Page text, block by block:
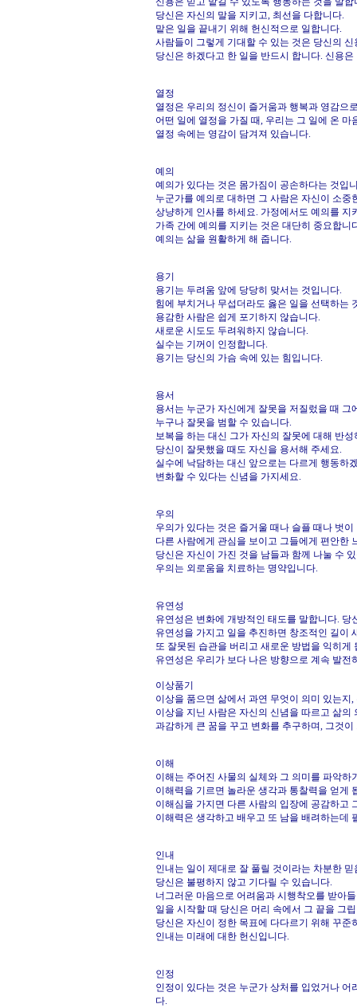
당신은 자신의 말을 지키고, 최선을 다합니다.
맡은 일을 끝내기 위해 헌신적으로 일합니다.
사람들이 그렇게 기대할 수 있는 것은 당신의 신
당신은 하겠다고 한 일을 반드시 합니다. 신용
열정
열정은 우리의 정신이 즐거움과 행복과 영감으
어떤 일에 열정을 가질 때, 우리는 그 일에 온
열정 속에는 영감이 담겨져 있습니다.
예의
예의가 있다는 것은 몸가짐이 공손하다는 것입
누군가를 예의로 대하면 그 사람은 자신이 소중
상냥하게 인사를 하세요. 가정에서도 예의를 지
가족 간에 예의를 지키는 것은 대단히 중요합니
예의는 삶을 원활하게 해 줍니다.
용기
용기는 두려움 앞에 당당히 맞서는 것입니다.
힘에 부치거나 무섭더라도 옳은 일을 선택하는
용감한 사람은 쉽게 포기하지 않습니다.
새로운 시도도 두려워하지 않습니다.
실수는 기꺼이 인정합니다.
용기는 당신의 가슴 속에 있는 힘입니다.
용서
용서는 누군가 자신에게 잘못을 저질렀을 때 그
누구나 잘못을 범할 수 있습니다.
보복을 하는 대신 그가 자신의 잘못에 대해 반
당신이 잘못했을 때도 자신을 용서해 주세요.
실수에 낙담하는 대신 앞으로는 다르게 행동하
변화할 수 있다는 신념을 가지세요.
우의
우의가 있다는 것은 즐거울 때나 슬플 때나 벗
다른 사람에게 관심을 보이고 그들에게 편안한
당신은 자신이 가진 것을 남들과 함께 나눌 수
우의는 외로움을 치료하는 명약입니다.
유연성
유연성은 변화에 개방적인 태도를 말합니다.
유연성을 가지고 일을 추진하면 창조적인 길이
또 잘못된 습관을 버리고 새로운 방법을 익히게
유연성은 우리가 보다 나은 방향으로 계속 발전
이상품기
이상을 품으면 삶에서 과연 무엇이 의미 있는
이상을 지닌 사람은 자신의 신념을 따르고 삶의
과감하게 큰 꿈을 꾸고 변화를 추구하며, 그것
이해
이해는 주어진 사물의 실체와 그 의미를 파악
이해력을 기르면 놀라운 생각과 통찰력을 얻게
이해심을 가지면 다른 사람의 입장에 공감하고
이해력은 생각하고 배우고 또 남을 배려하는데
인내
인내는 일이 제대로 잘 풀릴 것이라는 차분한
당신은 불평하지 않고 기다릴 수 있습니다.
너그러운 마음으로 어려움과 시행착오를 받아
일을 시작할 때 당신은 머리 속에서 그 끝을 그
당신은 자신이 정한 목표에 다다르기 위해 꾸준
인내는 미래에 대한 헌신입니다.
인정
인정이 있다는 것은 누군가 상처를 입었거나
다.